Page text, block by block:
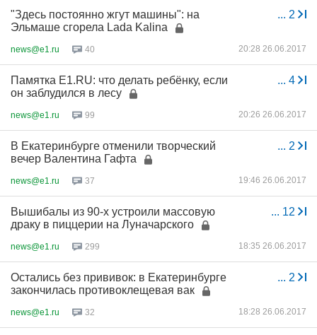
... 2
"Здесь постоянно жгут машины": на
Эльмаше сгорела Lada Kalina
news@e1.ru 40 20:28 26.06.2017
... 4
Памятка Е1.RU: что делать ребёнку, если
он заблудился в лесу
news@e1.ru 99 20:26 26.06.2017
... 2
В Екатеринбурге отменили творческий
вечер Валентина Гафта
news@e1.ru 37 19:46 26.06.2017
... 12
Вышибалы из 90-х устроили массовую
драку в пиццерии на Луначарского
news@e1.ru 299 18:35 26.06.2017
... 2
Остались без прививок: в Екатеринбурге
закончилась противоклещевая вак
news@e1.ru 32 18:28 26.06.2017